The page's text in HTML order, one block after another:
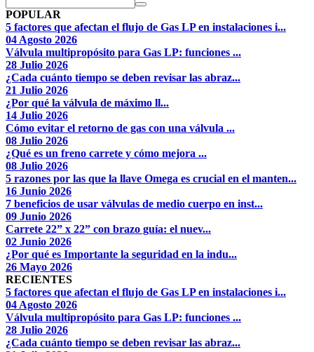
POPULAR
5 factores que afectan el flujo de Gas LP en instalaciones i...
04 Agosto 2026
Válvula multipropósito para Gas LP: funciones ...
28 Julio 2026
¿Cada cuánto tiempo se deben revisar las abraz...
21 Julio 2026
¿Por qué la válvula de máximo ll...
14 Julio 2026
Cómo evitar el retorno de gas con una válvula ...
08 Julio 2026
¿Qué es un freno carrete y cómo mejora ...
08 Julio 2026
5 razones por las que la llave Omega es crucial en el manten...
16 Junio 2026
7 beneficios de usar válvulas de medio cuerpo en inst...
09 Junio 2026
Carrete 22” x 22” con brazo guía: el nuev...
02 Junio 2026
¿Por qué es Importante la seguridad en la indu...
26 Mayo 2026
RECIENTES
5 factores que afectan el flujo de Gas LP en instalaciones i...
04 Agosto 2026
Válvula multipropósito para Gas LP: funciones ...
28 Julio 2026
¿Cada cuánto tiempo se deben revisar las abraz...